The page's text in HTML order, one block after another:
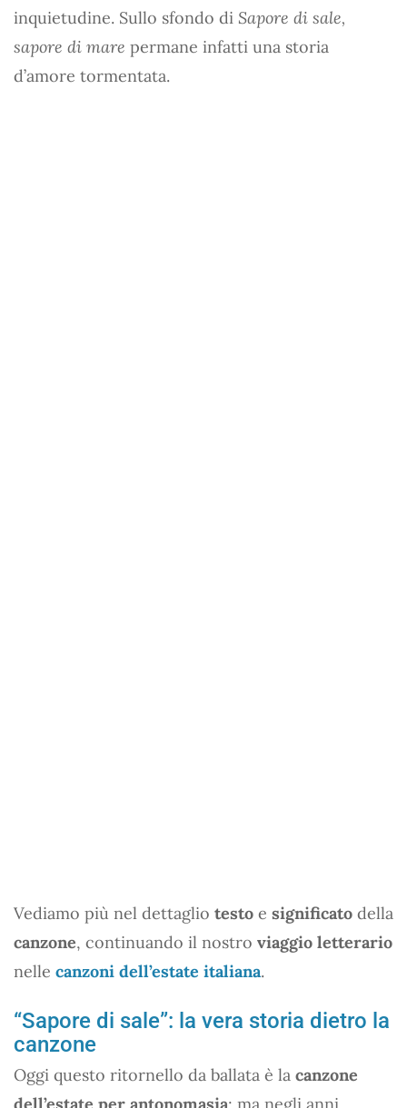
inquietudine. Sullo sfondo di Sapore di sale,
sapore di mare permane infatti una storia
d’amore tormentata.
Vediamo più nel dettaglio testo e significato della
canzone, continuando il nostro viaggio letterario
nelle canzoni dell’estate italiana.
“Sapore di sale”: la vera storia dietro la
canzone
Oggi questo ritornello da ballata è la canzone
dell’estate per antonomasia; ma negli anni